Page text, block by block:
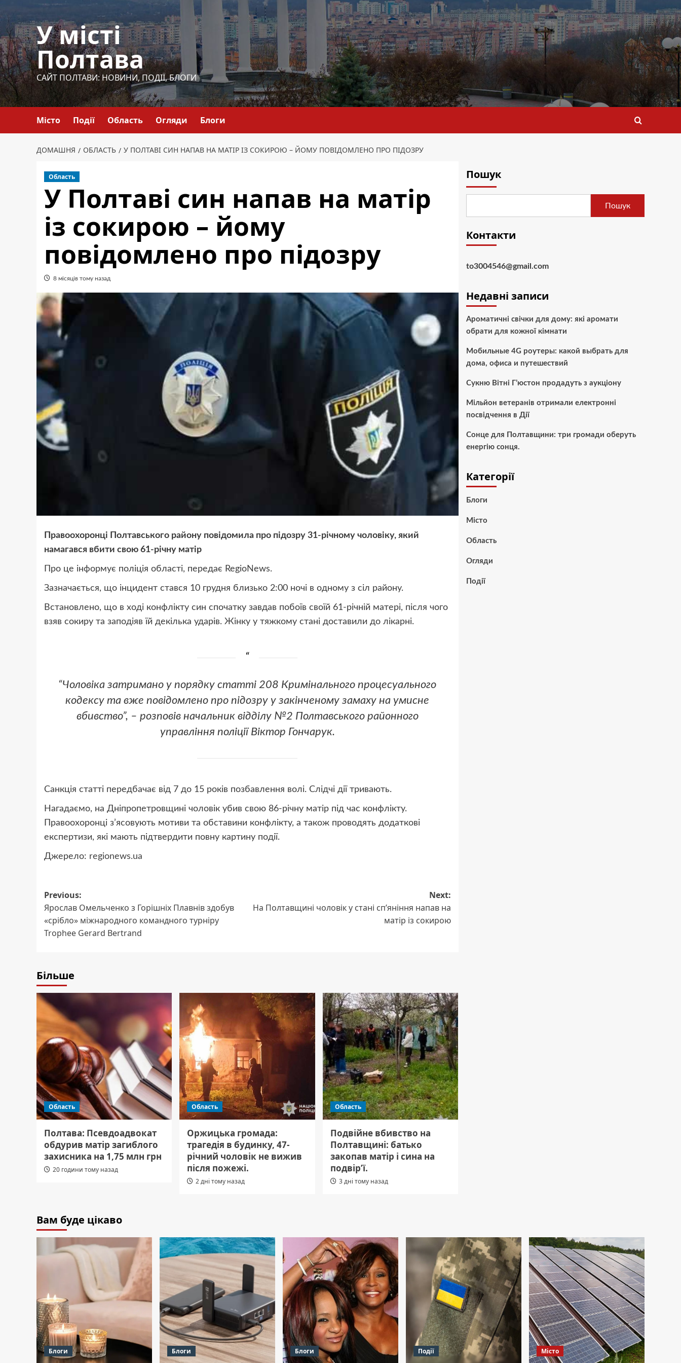
до
вмісту
У місті
Полтава
САЙТ ПОЛТАВИ: НОВИНИ, ПОДІЇ, БЛОГИ
Місто Події Область Огляди Блоги
ДОМАШНЯ ОБЛАСТЬ У ПОЛТАВІ СИН НАПАВ НА МАТІР ІЗ СОКИРОЮ – ЙОМУ ПОВІДОМЛЕНО ПРО ПІДОЗРУ
Область
У Полтаві син напав на матір
із сокирою – йому
повідомлено про підозру
8 місяців тому назад
Правоохоронці Полтавського району повідомила про підозру 31-річному чоловіку, який
намагався вбити свою 61-річну матір
Про це інформує поліція області, передає RegioNews.
Зазначається, що інцидент стався 10 грудня близько 2:00 ночі в одному з сіл району.
Встановлено, що в ході конфлікту син спочатку завдав побоїв своїй 61-річній матері, після чого
взяв сокиру та заподіяв їй декілька ударів. Жінку у тяжкому стані доставили до лікарні.
“Чоловіка затримано у порядку статті 208 Кримінального процесуального
кодексу та вже повідомлено про підозру у закінченому замаху на умисне
вбивство”, – розповів начальник відділу №2 Полтавського районного
управління поліції Віктор Гончарук.
Санкція статті передбачає від 7 до 15 років позбавлення волі. Слідчі дії тривають.
Нагадаємо, на Дніпропетровщині чоловік убив свою 86-річну матір під час конфлікту.
Правоохоронці з’ясовують мотиви та обставини конфлікту, а також проводять додаткові
експертизи, які мають підтвердити повну картину події.
Джерело: regionews.ua
Post
navigation
Previous:
Ярослав Омельченко з Горішніх Плавнів здобув
«срібло» міжнародного командного турніру
Trophee Gerard Bertrand
Next:
На Полтавщині чоловік у стані сп’яніння напав на
матір із сокирою
Більше
Область
Полтава: Псевдоадвокат
обдурив матір загиблого
захисника на 1,75 млн грн
20 години тому назад
Область
Оржицька громада:
трагедія в будинку, 47-
річний чоловік не вижив
після пожежі.
2 дні тому назад
Область
Подвійне вбивство на
Полтавщині: батько
закопав матір і сина на
подвір’ї.
3 дні тому назад
Пошук
Пошук
Контакти
to3004546@gmail.com
Недавні записи
Ароматичні свічки для дому: які аромати
обрати для кожної кімнати
Мобильные 4G роутеры: какой выбрать для
дома, офиса и путешествий
Сукню Вітні Г’юстон продадуть з аукціону
Мільйон ветеранів отримали електронні
посвідчення в Дії
Сонце для Полтавщини: три громади оберуть
енергію сонця.
Категорії
Блоги
Місто
Область
Огляди
Події
Вам буде цікаво
Блоги Блоги Блоги Події Місто